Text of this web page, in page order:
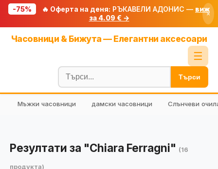
-75% 🔥 Оферта на деня: РЪКАВЕЛИ АДОНИС — виж
за 4.09 € →
×
Часовници & Бижута — Елегантни аксесоари
☰
Блог
🧮 Калкулатори
🔍 Намери продукт
🎟️ Купони
Търси
Мъжки часовници дамски часовници Слънчеви
Резултати за "Chiara Ferragni" (16
продукта)